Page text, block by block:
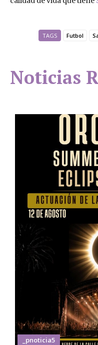
TAGS Futbol
Noticias
_pnoticia5